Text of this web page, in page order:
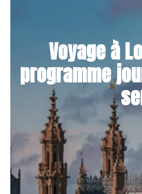
Voyage à
programme